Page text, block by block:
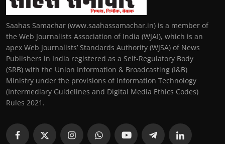
Saahas Samachar (www.saahassamachar.in) is a member of
the Web Journalists Association of India (WJAI), which is an
apex Web Journalists’ Standards Authority (WJSA) of News
Publishers in India registered as a Self-Regulatory Body
(SRB) with the Union Information & Broadcasting (I&B)
Ministry under the provisions of Information Technology
(Intermediary Guidelines and Digital Media Ethics Codes)
Rules 2021.